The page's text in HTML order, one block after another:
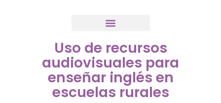
Uso de recursos
audiovisuales para
enseñar inglés en
escuelas rurales